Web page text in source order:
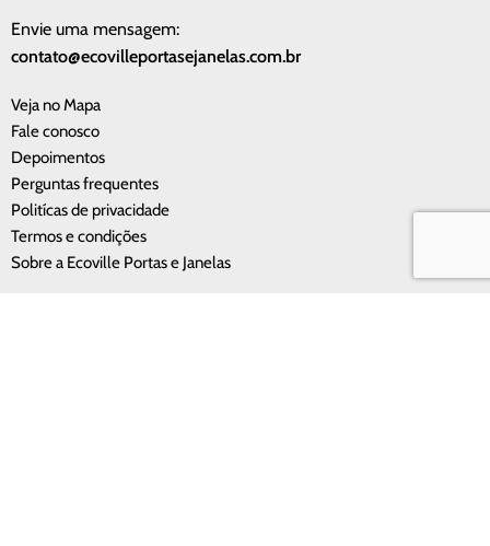
Envie uma mensagem:
contato@ecovilleportasejanelas.com.br
Veja no Mapa
Fale conosco
Depoimentos
Perguntas frequentes
Politícas de privacidade
Termos e condições
Sobre a Ecoville Portas e Janelas